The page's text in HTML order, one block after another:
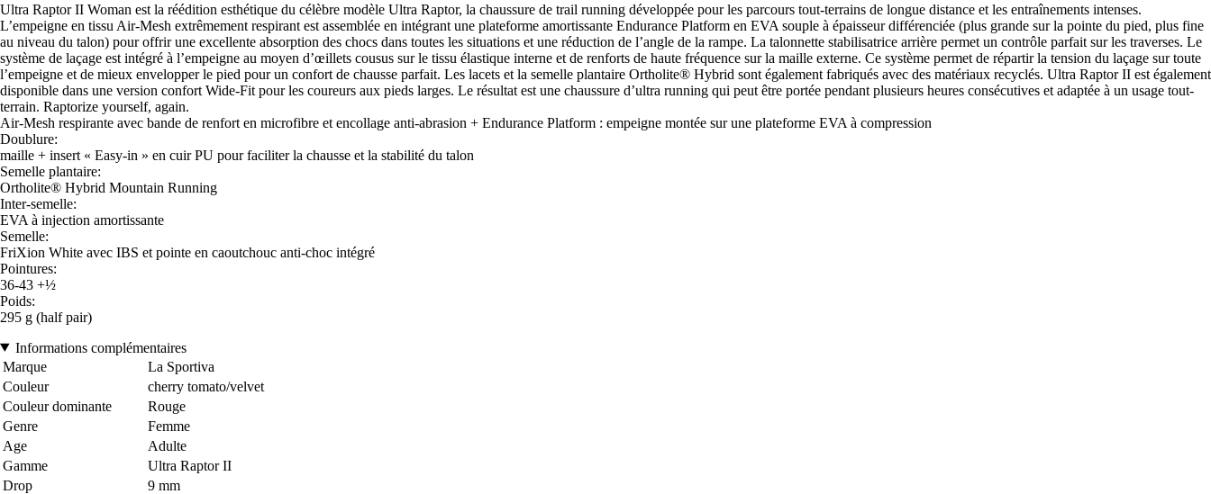
Ultra Raptor II Woman est la réédition esthétique du célèbre modèle Ultra Raptor, la chaussure de trail running développée pour les parcours tout-terrains de longue distance et les entraînements intenses.
L’empeigne en tissu Air-Mesh extrêmement respirant est assemblée en intégrant une plateforme amortissante Endurance Platform en EVA souple à épaisseur différenciée (plus grande sur la pointe du pied, plus fine
au niveau du talon) pour offrir une excellente absorption des chocs dans toutes les situations et une réduction de l’angle de la rampe. La talonnette stabilisatrice arrière permet un contrôle parfait sur les traverses. Le
système de laçage est intégré à l’empeigne au moyen d’œillets cousus sur le tissu élastique interne et de renforts de haute fréquence sur la maille externe. Ce système permet de répartir la tension du laçage sur toute
l’empeigne et de mieux envelopper le pied pour un confort de chausse parfait. Les lacets et la semelle plantaire Ortholite® Hybrid sont également fabriqués avec des matériaux recyclés. Ultra Raptor II est également
disponible dans une version confort Wide-Fit pour les coureurs aux pieds larges. Le résultat est une chaussure d’ultra running qui peut être portée pendant plusieurs heures consécutives et adaptée à un usage tout-
terrain. Raptorize yourself, again.
Air-Mesh respirante avec bande de renfort en microfibre et encollage anti-abrasion + Endurance Platform : empeigne montée sur une plateforme EVA à compression
Doublure:
maille + insert « Easy-in » en cuir PU pour faciliter la chausse et la stabilité du talon
Semelle plantaire:
Ortholite® Hybrid Mountain Running
Inter-semelle:
EVA à injection amortissante
Semelle:
FriXion White avec IBS et pointe en caoutchouc anti-choc intégré
Pointures:
36-43 +½
Poids:
295 g (half pair)
Informations complémentaires
Marque
La Sportiva
Couleur
cherry tomato/velvet
Couleur dominante
Rouge
Genre
Femme
Age
Adulte
Gamme
Ultra Raptor II
Drop
9 mm